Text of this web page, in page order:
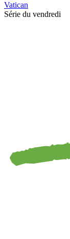
Vatican
Série du vendredi